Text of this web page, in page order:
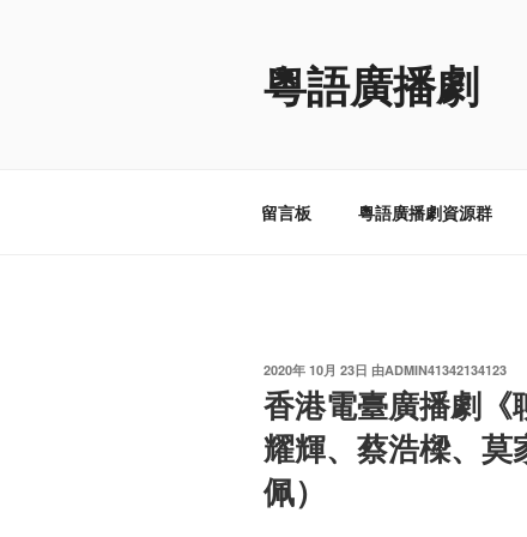
粵語廣播劇
留言板 粵語廣播劇資源群
发
布
于
2020年 10月 23日 由ADMIN41342134123
香港電臺廣播劇《
耀輝、蔡浩樑、莫
佩）